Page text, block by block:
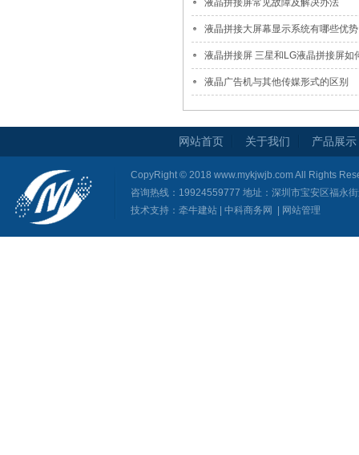
液晶拼接屏常见故障及解决办法
液晶拼接大屏幕显示系统有哪些优势
液晶拼接屏 三星和LG液晶拼接屏如
液晶广告机与其他传媒形式的区别
网站首页 关于我们 产品展示
CopyRight © 2018 www.mykjwjb.com All Rights
咨询热线：19924559777 地址：深圳市宝安区福永
技术支持： 牵牛建站 中科商务网 网站管理